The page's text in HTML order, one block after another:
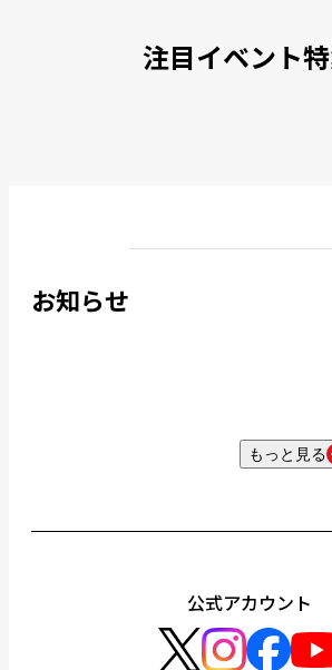
注目イベント
お知らせ
もっと見る
公式アカウント